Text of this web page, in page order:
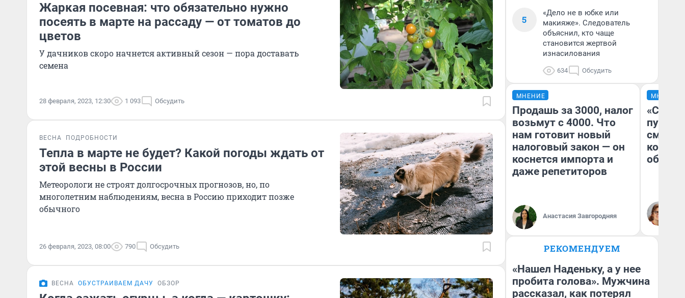
Жаркая посевная: что обязательно нужно
посеять в марте на рассаду — от томатов до
цветов
У дачников скоро начнется активный сезон — пора доставать
семена
28 февраля, 2023, 12:30 1 093 Обсудить
ВЕСНА ПОДРОБНОСТИ
Тепла в марте не будет? Какой погоды ждать от
этой весны в России
Метеорологи не строят долгосрочных прогнозов, но, по
многолетним наблюдениям, весна в Россию приходит позже
обычного
26 февраля, 2023, 08:00 790 Обсудить
ВЕСНА ОБУСТРАИВАЕМ ДАЧУ ОБЗОР
5
«Дело не в юбке или
макияже». Следователь
объяснил, кто чаще
становится жертвой
изнасилования
634 Обсудить
МНЕНИЕ
Продашь за 3000, налог
возьмут с 4000. Что
нам готовит новый
налоговый закон — он
коснется импорта и
даже репетиторов
Анастасия Завгородняя
МНЕНИЕ
РЕКОМЕНДУЕМ
«Нашел Наденьку, а у нее
пробита голова». Мужчина
рассказал, как потерял